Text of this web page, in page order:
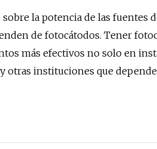
la potencia de las fuentes
de fotocátodos. Tener
más efectivos no solo en
instituciones que